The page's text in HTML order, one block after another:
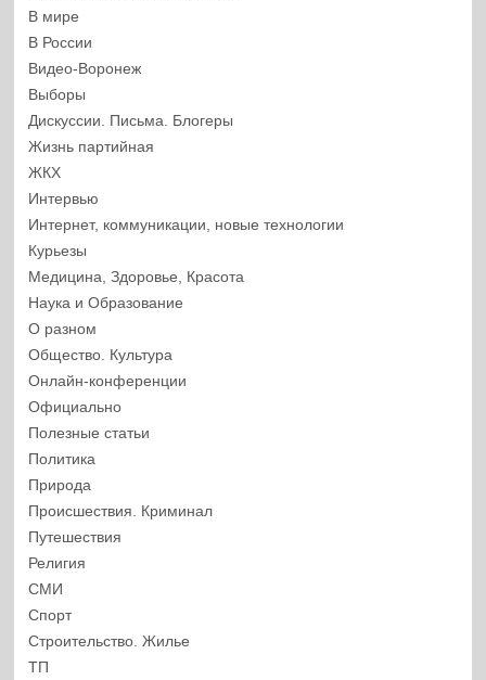
В мире
В России
Видео-Воронеж
Выборы
Дискуссии. Письма. Блогеры
Жизнь партийная
ЖКХ
Интервью
Интернет, коммуникации, новые технологии
Курьезы
Медицина, Здоровье, Красота
Наука и Образование
О разном
Общество. Культура
Онлайн-конференции
Официально
Полезные статьи
Политика
Природа
Происшествия. Криминал
Путешествия
Религия
СМИ
Спорт
Строительство. Жилье
ТП